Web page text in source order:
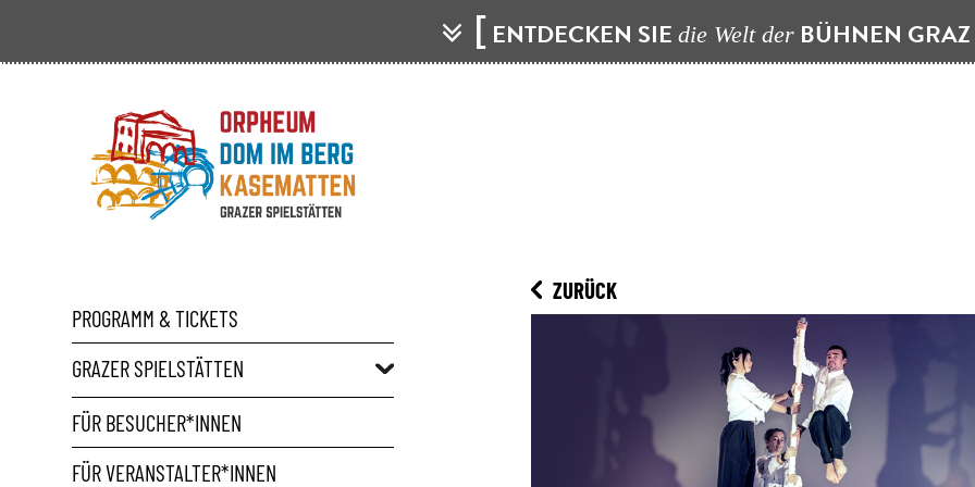
[ ENTDECKEN SIE die Welt der BÜHNEN GRAZ
PROGRAMM & TICKETS
GRAZER SPIELSTÄTTEN
FÜR BESUCHER*INNEN
FÜR VERANSTALTER*INNEN
ZURÜCK